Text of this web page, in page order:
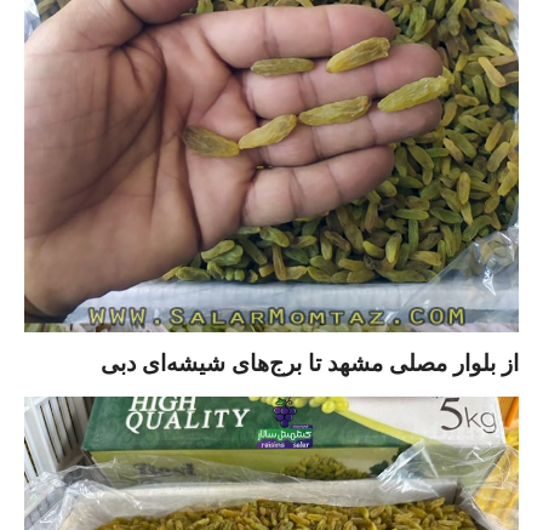
از بلوار مصلی مشهد تا برج‌های شیشه‌ای دبی